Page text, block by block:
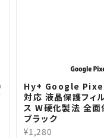
Hy+ Google
対応 液晶保護フィ
ス W硬化製法 全
ブラック
¥1,280